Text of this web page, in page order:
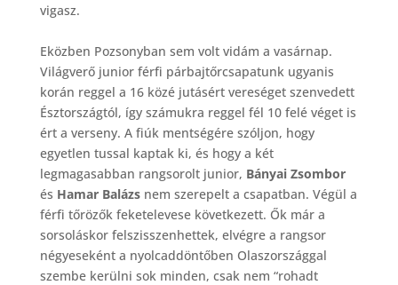
vigasz.
Eközben Pozsonyban sem volt vidám a vasárnap.
Világverő junior férfi párbajtőrcsapatunk ugyanis
korán reggel a 16 közé jutásért vereséget szenvedett
Észtországtól, így számukra reggel fél 10 felé véget is
ért a verseny. A fiúk mentségére szóljon, hogy
egyetlen tussal kaptak ki, és hogy a két
legmagasabban rangsorolt junior, Bányai Zsombor
és Hamar Balázs nem szerepelt a csapatban. Végül a
férfi tőrözők feketelevese következett. Ők már a
sorsoláskor felszisszenhettek, elvégre a rangsor
négyeseként a nyolcaddöntőben Olaszországgal
szembe kerülni sok minden, csak nem “rohadt